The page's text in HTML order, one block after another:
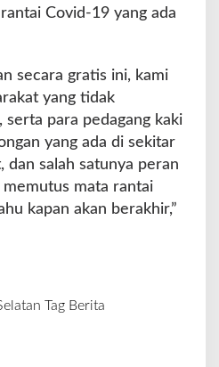
Covid-19 yang ada
secara gratis ini, kami
yang tidak
serta para pedagang kaki
yang ada di sekitar
dan salah satunya peran
mata rantai
kapan akan berakhir,”
Tag Berita